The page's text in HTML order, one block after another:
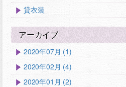
貸衣装
アーカイブ
2020年07月 (1)
2020年02月 (4)
2020年01月 (2)